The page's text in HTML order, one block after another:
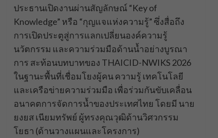
ประธานเปิดงานผ่านสัญลักษณ์ “Key of
Knowledge” หรือ “กุญแจแห่งความรู้” ซึ่งสื่อถึง
การเปิดประตูสู่การแลกเปลี่ยนองค์ความรู้
นวัตกรรม และความร่วมมือด้านน้ำอย่างบูรณา
การ สะท้อนบทบาทของ THAICID-NWIKS 2026
ในฐานะพื้นที่เชื่อมโยงผู้คน ความรู้ เทคโนโลยี
และเครือข่ายความร่วมมือ เพื่อร่วมกันขับเคลื่อน
อนาคตการจัดการน้ำของประเทศไทย โดยมี นาย
ยงยส เนียมทรัพย์ ผู้ทรงคุณวุฒิด้านวิศวกรรม
โยธา (ด้านวางแผนและโครงการ)